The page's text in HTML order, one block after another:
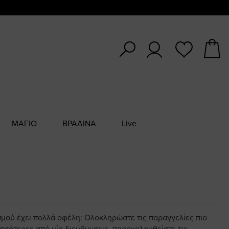
ΜΑΓΙΟ ΒΡΑΔΙΝΑ Live
έχει πολλά οφέλη: Ολοκληρώστε τις παραγγελίες πιο